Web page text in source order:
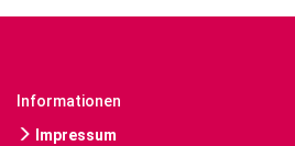
Informationen
Impressum